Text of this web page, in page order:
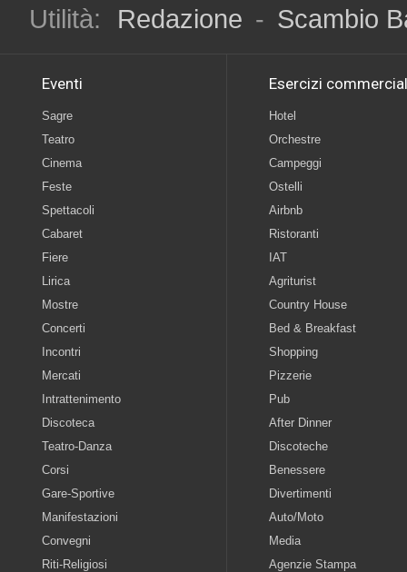
Utilità:
Redazione - Scambio
Eventi
Sagre
Teatro
Cinema
Feste
Spettacoli
Cabaret
Fiere
Lirica
Mostre
Concerti
Incontri
Mercati
Intrattenimento
Discoteca
Teatro-Danza
Corsi
Gare-Sportive
Manifestazioni
Convegni
Riti-Religiosi
Esercizi
Hotel
Orchestre
Campeggi
Ostelli
Airbnb
Ristoranti
IAT
Agriturist
Country House
Bed & Breakfast
Shopping
Pizzerie
Pub
After Dinner
Discoteche
Benessere
Divertimenti
Auto/Moto
Media
Agenzie Stampa